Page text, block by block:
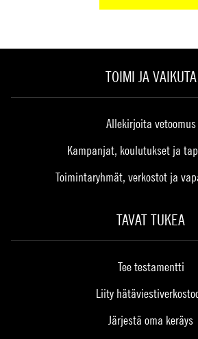
TOIMI JA VAIKUTA
Allekirjoita vetoomus
Kampanjat, koulutukset ja
Toimintaryhmät, verkostot ja
TAVAT TUKEA
Tee testamentti
Liity
Järjestä oma keräys